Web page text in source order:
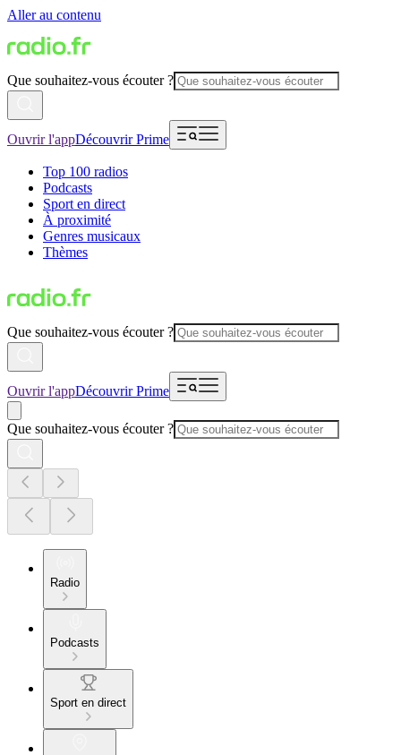
Aller au contenu
Que souhaitez-vous écouter ?
Ouvrir l'appDécouvrir Prime
Top 100 radios
Podcasts
Sport en direct
À proximité
Genres musicaux
Thèmes
Que souhaitez-vous écouter ?
Ouvrir l'appDécouvrir Prime
Que souhaitez-vous écouter ?
Radio
Podcasts
Sport en direct